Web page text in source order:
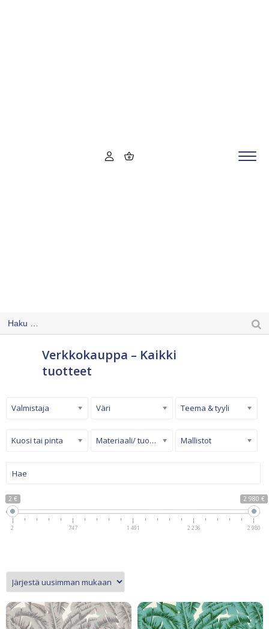
Verkkokauppa – Kaikki
tuotteet
2 € 2 980 €
2 747 1 491 2 236 2 980
Valmistaja Väri Teema & tyyli
Kuosi tai pinta Materiaali/ tuotetyyppi Mallistot